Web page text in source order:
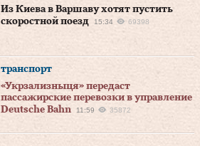
Из Киева в Варшаву хотят пустить
скоростной поезд
15:34 69398
транспорт
«Укрзализныця» передаст
пассажирские перевозки в управление
Deutsche Bahn
11:59 35872